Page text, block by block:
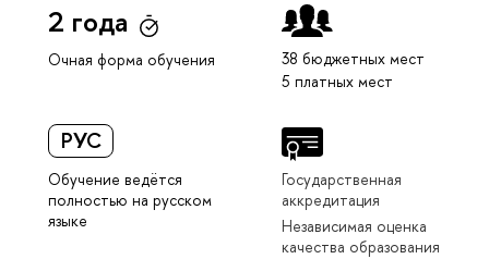
2 года
Очная форма обучения
38 бюджетных мест
5 платных мест
РУС
Обучение ведётся
полностью на русском
языке
Государственная
аккредитация
Независимая оценка
качества образования